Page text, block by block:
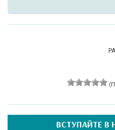
ВСТУПАЙТЕ В